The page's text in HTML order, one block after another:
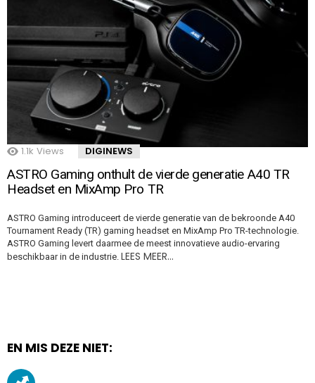
1.1k Views DIGINEWS
ASTRO Gaming onthult de vierde generatie A40 TR
Headset en MixAmp Pro TR
ASTRO Gaming introduceert de vierde generatie van de bekroonde A40
Tournament Ready (TR) gaming headset en MixAmp Pro TR-technologie.
ASTRO Gaming levert daarmee de meest innovatieve audio-ervaring
beschikbaar in de industrie. LEES MEER…
EN MIS DEZE NIET: